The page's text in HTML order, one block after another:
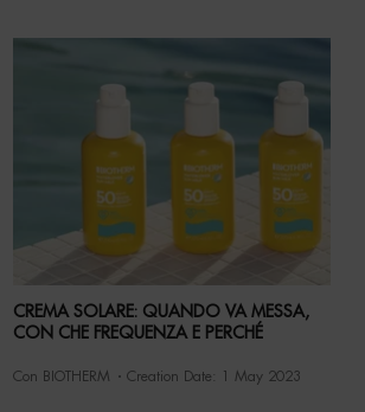
CREMA SOLARE: QUANDO VA MESSA,
CON CHE FREQUENZA E PERCHÉ
Con BIOTHERM Creation Date: 1 May 2023